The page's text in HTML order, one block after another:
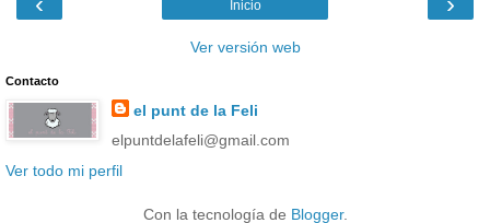
Inicio
Ver versión web
Contacto
el punt de la Feli
elpuntdelafeli@gmail.com
Ver todo mi perfil
Con la tecnología de Blogger.